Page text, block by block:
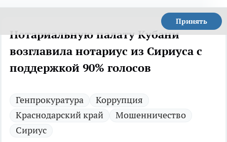
Принять
Нотариальную палату Кубани
возглавила нотариус из Сириуса с
поддержкой 90% голосов
Генпрокуратура
Коррупция
Краснодарский край
Мошенничество
Сириус